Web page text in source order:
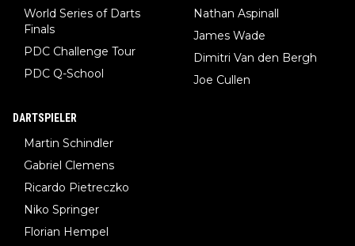
World Series of Darts
Finals
PDC Challenge Tour
PDC Q-School
Nathan Aspinall
James Wade
Dimitri Van den Bergh
Joe Cullen
DARTSPIELER
Martin Schindler
Gabriel Clemens
Ricardo Pietreczko
Niko Springer
Florian Hempel